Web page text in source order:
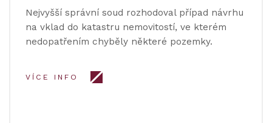
Nejvyšší správní soud rozhodoval případ návrhu
na vklad do katastru nemovitostí, ve kterém
nedopatřením chyběly některé pozemky.
VÍCE INFO